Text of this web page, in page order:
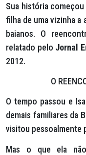
Sua história
filha de uma vizinha a
baianos. O
relatado pelo Jornal
2012.
O
O tempo passou e
demais familiares da
visitou pessoalmente
Mas o que ela